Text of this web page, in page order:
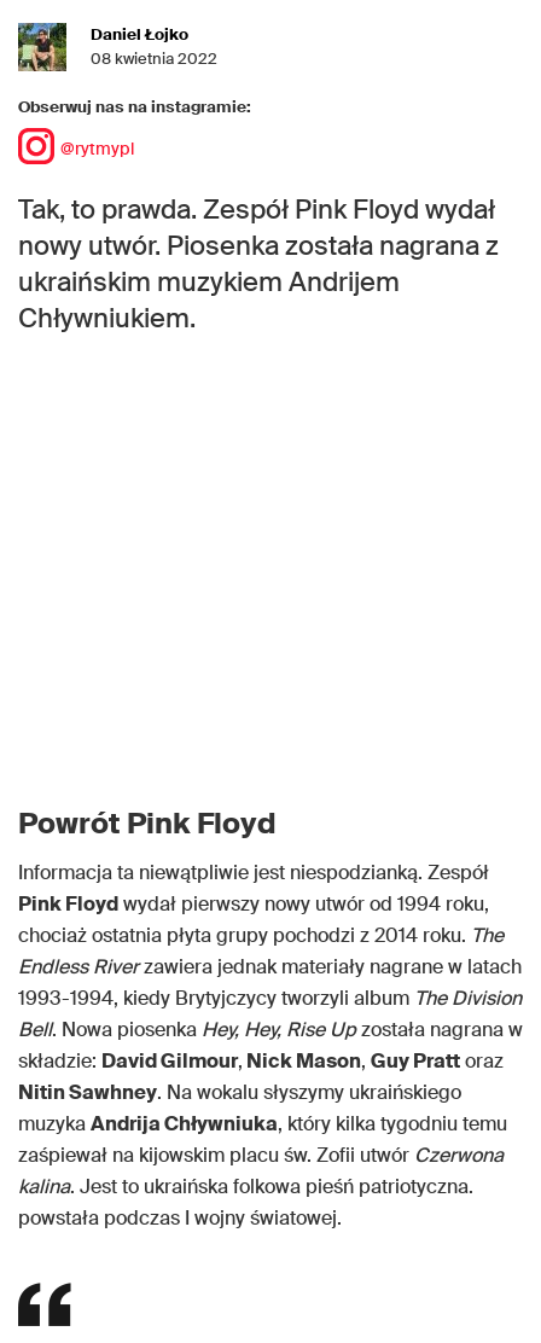
Daniel Łojko
08 kwietnia 2022
Obserwuj nas na instagramie:
@rytmypl
Tak, to prawda. Zespół Pink Floyd wydał
nowy utwór. Piosenka została nagrana z
ukraińskim muzykiem Andrijem
Chływniukiem.
Powrót Pink Floyd
Informacja ta niewątpliwie jest niespodzianką. Zespół
Pink Floydwydał pierwszy nowy utwór od 1994 roku,
chociaż ostatnia płyta grupy pochodzi z 2014 roku. The
Endless Riverzawiera jednak materiały nagrane w latach
1993-1994, kiedy Brytyjczycy tworzyli album The Division
Bell. Nowa piosenka Hey, Hey, Rise Upzostała nagrana w
składzie: David Gilmour, Nick Mason, Guy Prattoraz
Nitin Sawhney. Na wokalu słyszymy ukraińskiego
muzykaAndrija Chływniuka, który kilka tygodniu temu
zaśpiewał na kijowskim placu św. Zofii utwór Czerwona
kalina. Jest to ukraińska folkowa pieśń patriotyczna.
powstała podczas I wojny światowej.